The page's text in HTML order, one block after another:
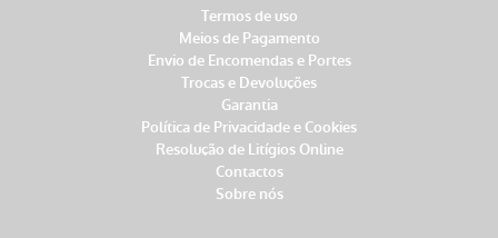
Termos de uso
Meios de Pagamento
Envio de Encomendas e Portes
Trocas e Devoluções
Garantia
Política de Privacidade e Cookies
Resolução de Litígios Online
Contactos
Sobre nós